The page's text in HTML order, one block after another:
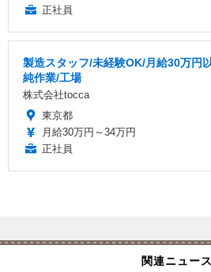
正社員
製造スタッフ/未経験OK/月給30万円
純作業/工場
株式会社tocca
東京都
月給30万円～34万円
正社員
関連ニュース